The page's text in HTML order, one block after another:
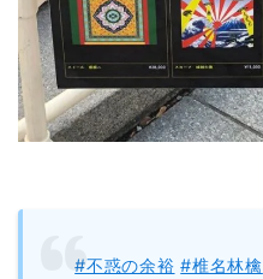
#不惑の余裕 #椎名林檎